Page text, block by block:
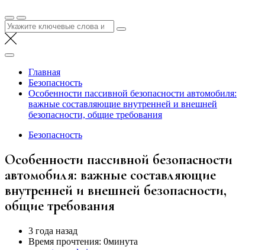
Найти:
Главная
Безопасность
Особенности пассивной безопасности автомобиля:
важные составляющие внутренней и внешней
безопасности, общие требования
Безопасность
Особенности пассивной безопасности
автомобиля: важные составляющие
внутренней и внешней безопасности,
общие требования
3 года назад
Время прочтения: 0минута